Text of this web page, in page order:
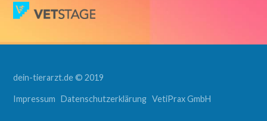
dein-tierarzt.de © 2019
Impressum Datenschutzerklärung VetiPrax GmbH